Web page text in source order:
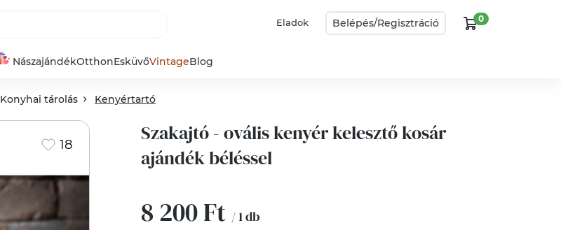
Eladok Belépés/Regisztráció 0
NászajándékOtthonEsküvőVintageBlog
Konyhai tárolás Kenyértartó
18
Szakajtó - ovális kenyér kelesztő kosár
ajándék béléssel
8 200 Ft / 1 db